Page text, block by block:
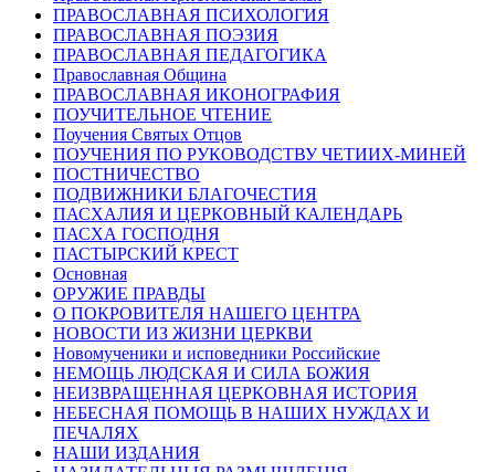
ПРАВОСЛАВНАЯ ПСИХОЛОГИЯ
ПРАВОСЛАВНАЯ ПОЭЗИЯ
ПРАВОСЛАВНАЯ ПЕДАГОГИКА
Православная Община
ПРАВОСЛАВНАЯ ИКОНОГРАФИЯ
ПОУЧИТЕЛЬНОЕ ЧТЕНИЕ
Поучения Святых Отцов
ПОУЧЕНИЯ ПО РУКОВОДСТВУ ЧЕТИИХ-МИНЕЙ
ПОСТНИЧЕСТВО
ПОДВИЖНИКИ БЛАГОЧЕСТИЯ
ПАСХАЛИЯ И ЦЕРКОВНЫЙ КАЛЕНДАРЬ
ПАСХА ГОСПОДНЯ
ПАСТЫРСКИЙ КРЕСТ
Основная
ОРУЖИЕ ПРАВДЫ
О ПОКРОВИТЕЛЯ НАШЕГО ЦЕНТРА
НОВОСТИ ИЗ ЖИЗНИ ЦЕРКВИ
Новомученики и исповедники Российские
НЕМОЩЬ ЛЮДСКАЯ И СИЛА БОЖИЯ
НЕИЗВРАЩЕННАЯ ЦЕРКОВНАЯ ИСТОРИЯ
НЕБЕСНАЯ ПОМОЩЬ В НАШИХ НУЖДАХ И
ПЕЧАЛЯХ
НАШИ ИЗДАНИЯ